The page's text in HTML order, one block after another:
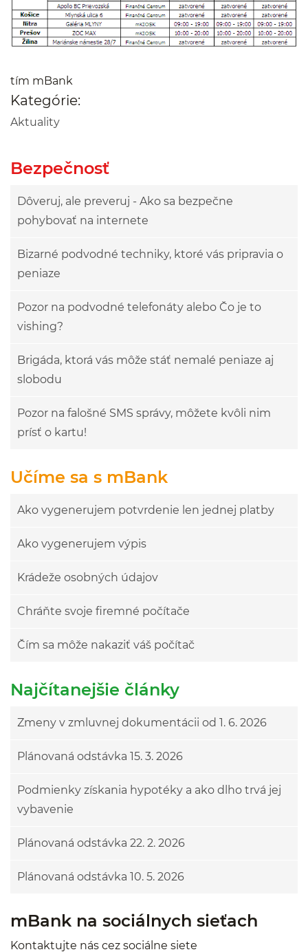
tím mBank
Kategórie:
Aktuality
Bezpečnosť
Dôveruj, ale preveruj - Ako sa bezpečne
pohybovať na internete
Bizarné podvodné techniky, ktoré vás pripravia o
peniaze
Pozor na podvodné telefonáty alebo Čo je to
vishing?
Brigáda, ktorá vás môže stáť nemalé peniaze aj
slobodu
Pozor na falošné SMS správy, môžete kvôli nim
prísť o kartu!
Učíme sa s mBank
Ako vygenerujem potvrdenie len jednej platby
Ako vygenerujem výpis
Krádeže osobných údajov
Chráňte svoje firemné počítače
Čím sa môže nakaziť váš počítač
Najčítanejšie články
Zmeny v zmluvnej dokumentácii od 1. 6. 2026
Plánovaná odstávka 15. 3. 2026
Podmienky získania hypotéky a ako dlho trvá jej
vybavenie
Plánovaná odstávka 22. 2. 2026
Plánovaná odstávka 10. 5. 2026
mBank na sociálnych sieťach
Kontaktujte nás cez sociálne siete